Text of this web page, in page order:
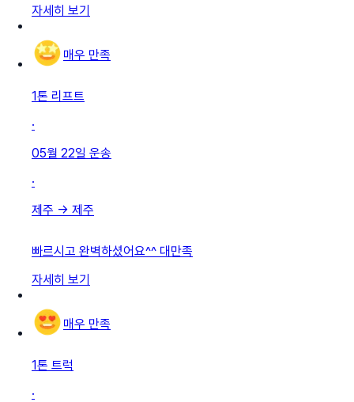
자세히 보기
매우 만족
1톤 리프트
·
05월 22일 운송
·
제주 → 제주
빠르시고 완벽하셨어요^^ 대만족
자세히 보기
매우 만족
1톤 트럭
·